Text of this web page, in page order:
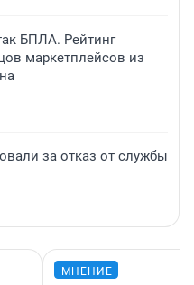
БПЛА. Рейтинг
маркетплейсов из
за отказ от службы
МНЕНИЕ